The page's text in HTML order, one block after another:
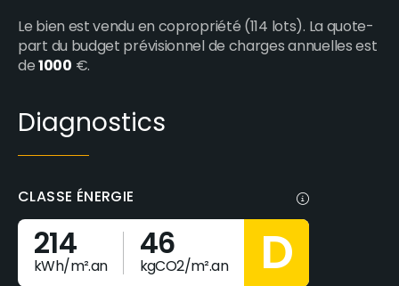
Le bien est vendu en copropriété (114 lots). La quote-
part du budget prévisionnel de charges annuelles est
de1000 €.
Diagnostics
CLASSE ÉNERGIE
214
kWh/m².an 46
kgCO2/m².an D